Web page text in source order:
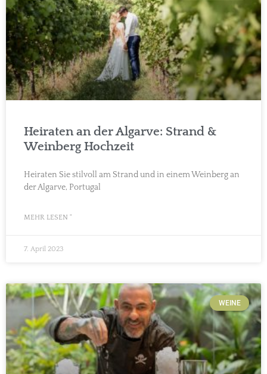
Heiraten an der Algarve: Strand &
Weinberg Hochzeit
Heiraten Sie stilvoll am Strand und in einem Weinberg an
der Algarve, Portugal
MEHR LESEN "
7. April 2023
WEINE